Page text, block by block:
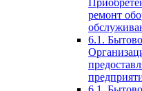
ремонт
6.1.